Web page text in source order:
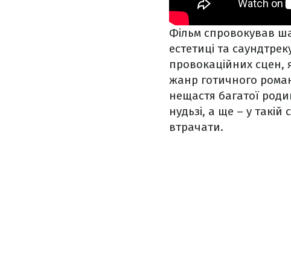
Фільм спровокував
естетиці та
провокаційних сцен,
жанр готичного
нещастя багатої
нудьзі, а ще – у
втрачати.